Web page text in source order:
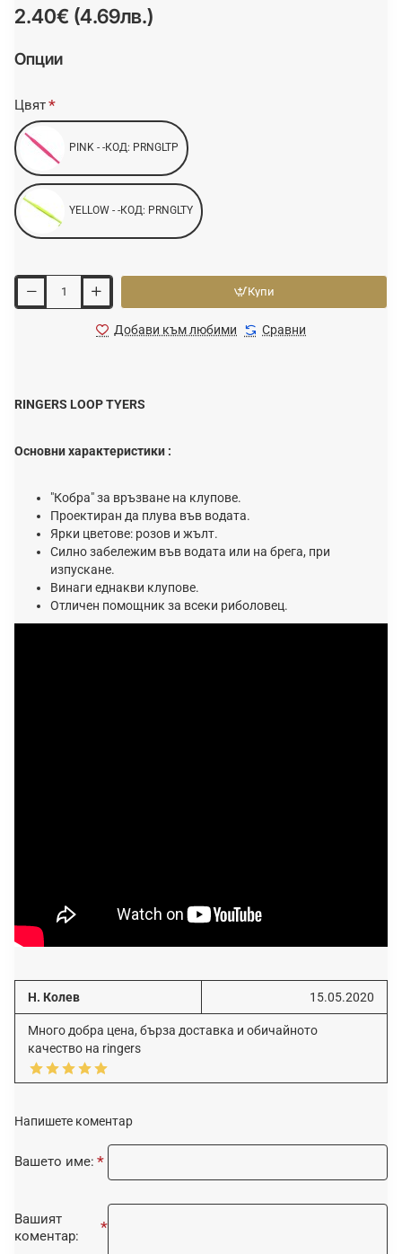
2.40€ (4.69лв.)
Опции
Цвят
PINK - -КОД: PRNGLTP
YELLOW - -КОД: PRNGLTY
Купи
Добави към любими Сравни
RINGERS LOOP TYERS
Основни характеристики :
"Кобра" за връзване на клупове.
Проектиран да плува във водата.
Ярки цветове: розов и жълт.
Силно забележим във водата или на брега, при
изпускане.
Винаги еднакви клупове.
Отличен помощник за всеки риболовец.
Н. Колев 15.05.2020
Много добра цена, бърза доставка и обичайното
качество на ringers
Напишете коментар
Вашето име:
Вашият
коментар: